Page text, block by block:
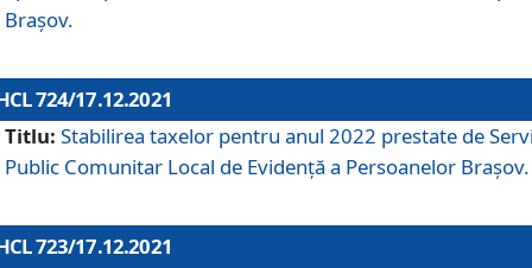
Brașov.
724/17.12.2021
Titlu: Stabilirea taxelor pentru anul 2022 prestate de
Public Comunitar Local de Evidență a Persoanelor Braşov.
723/17.12.2021